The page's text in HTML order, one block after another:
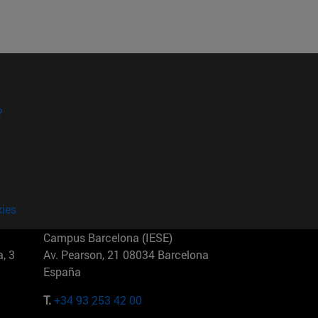
3
Campus Barcelona (IESE)
Av. Pearson, 21 08034 Barcelona
España
T.+34 93 253 42 00